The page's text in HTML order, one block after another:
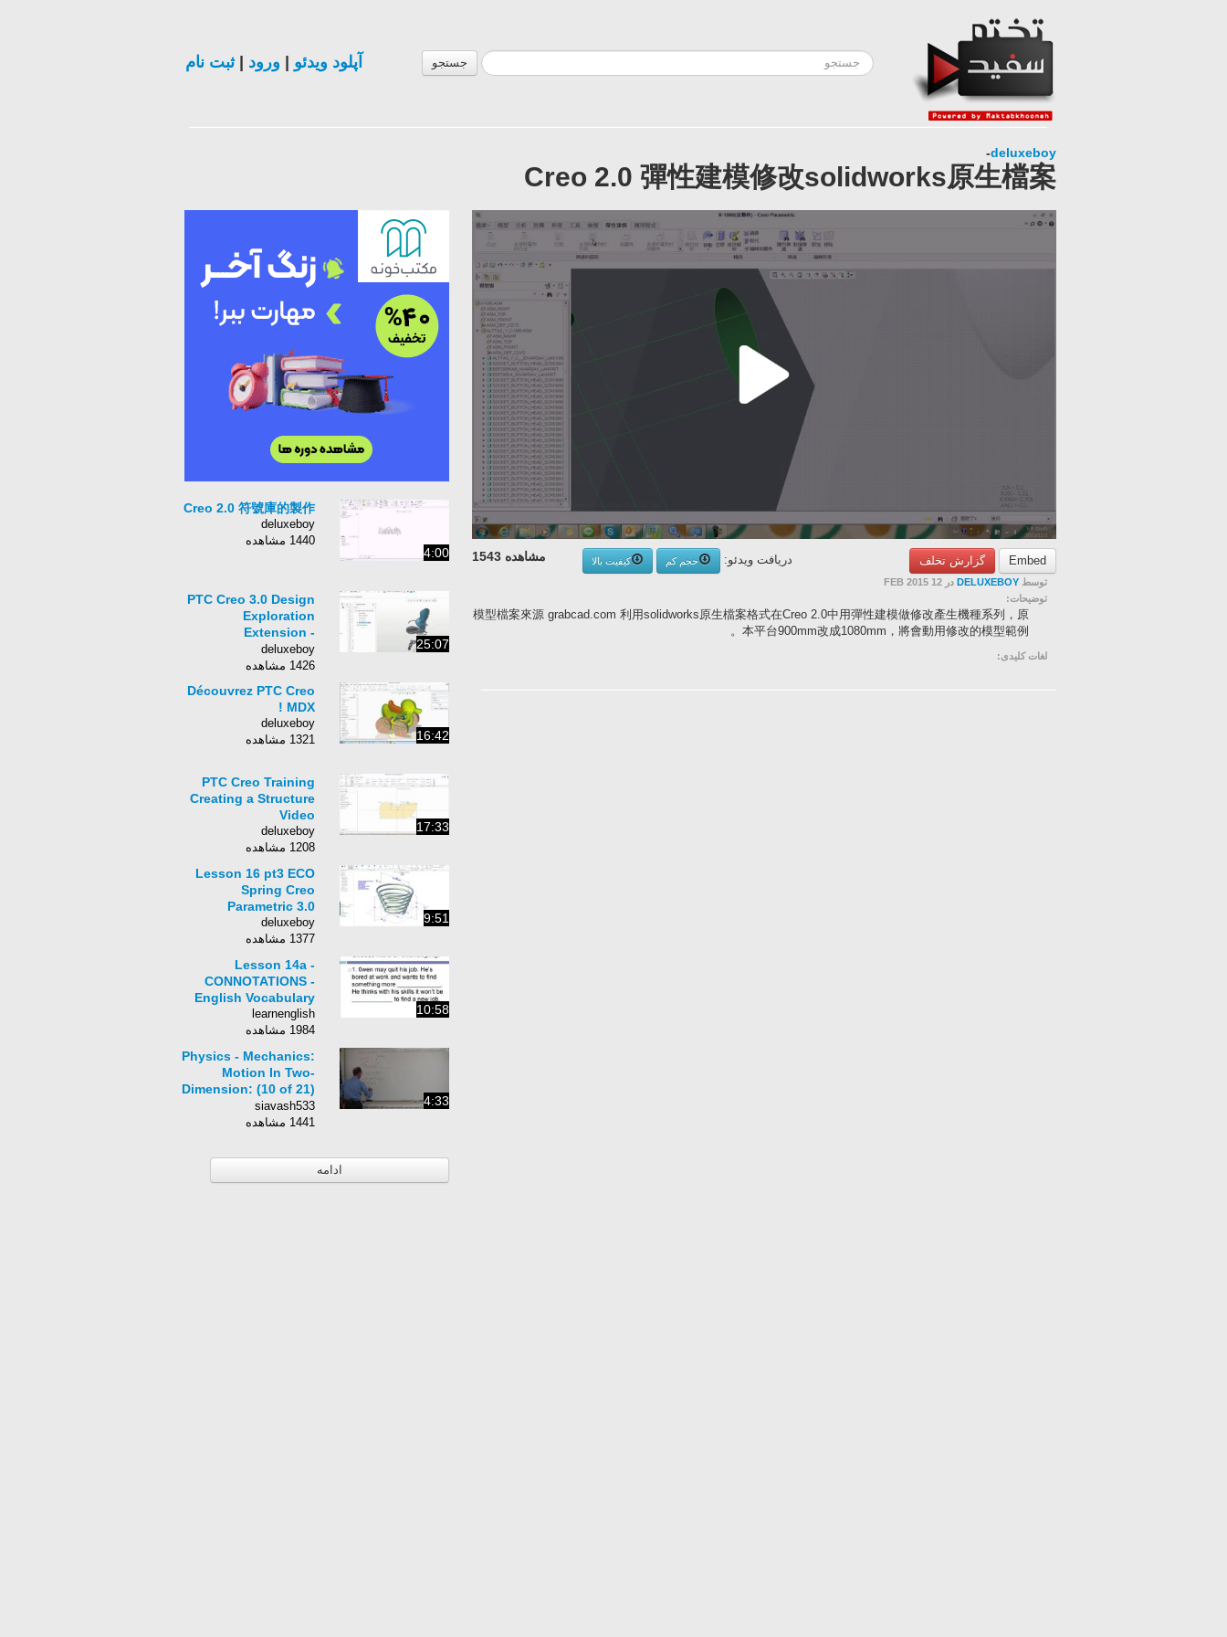
جستجو آپلود ویدئو ورود |ثبت نام
deluxeboy
-
Creo 2.0 彈性建模修改solidworks原生檔案
Embed گزارش تخلف مشاهده 1543 دریافت ویدئو: حجم کم
کیفیت بالا
توسط DELUXEBOY در 12 FEB 2015
توضیحات:
模型檔案來源 grabcad.com 利用solidworks原生檔案格式在Creo 2.0中用彈性建模做修改產生機種系列，原
本平台900mm改成1080mm，將會動用修改的模型範例。
لغات کلیدی:
4:00
Creo 2.0 符號庫的製作
deluxeboy
1440 مشاهده
25:07
PTC Creo 3.0 Design
Exploration
Extension -
İnformatik
deluxeboy
1426 مشاهده
16:42
Découvrez PTC Creo
MDX !
deluxeboy
1321 مشاهده
17:33
PTC Creo Training
Creating a Structure
Video
deluxeboy
1208 مشاهده
9:51
Lesson 16 pt3 ECO
Spring Creo
Parametric 3.0
deluxeboy
1377 مشاهده
10:58
Lesson 14a -
CONNOTATIONS -
English Vocabulary
learnenglish
1984 مشاهده
4:33
Physics - Mechanics:
Motion In Two-
Dimension: (10 of 21)
Finding the Height: A
General Approach
siavash533
1441 مشاهده
ادامه